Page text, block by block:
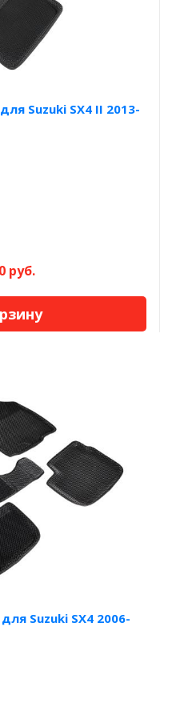
Suzuki SX4 II 2013-
руб.
Suzuki SX4 2006-